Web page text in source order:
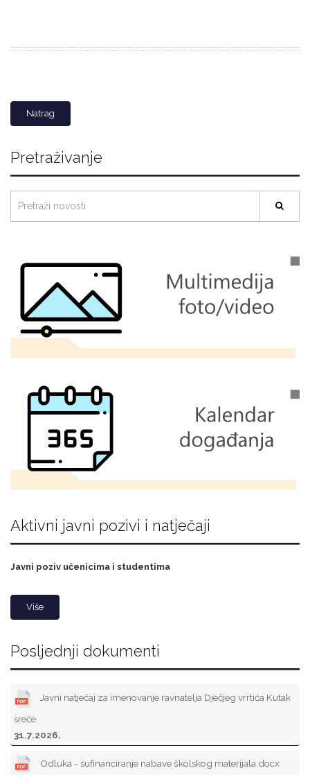
Natrag
Pretraživanje
Aktivni javni pozivi i natječaji
Javni poziv učenicima i studentima
Više
Posljednji dokumenti
Javni natječaj za imenovanje ravnatelja Dječjeg vrrtića Kutak
sreće
31.7.2026.
Odluka - sufinanciranje nabave školskog materijala.docx